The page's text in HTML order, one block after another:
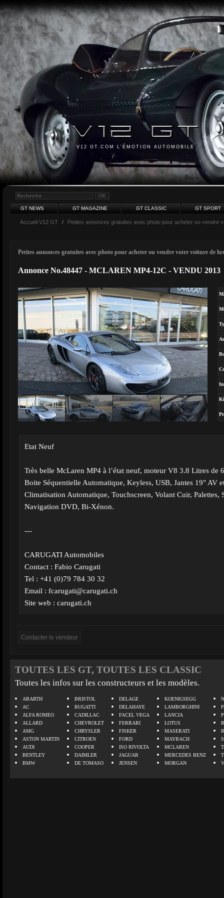
V12 GT.COM L'ÉMOTION AUTOMOBILE
GT NEWS GT MAGAZINE GT CLASSIC GT SPORT
Accueil V12 GT / Petites annonces gratuites avec photo pour acheter ou vendre
Petites annonces gratuites avec photo pour acheter ou vendre votre voiture de
Annonce No.48447 - MCLAREN MP4-12C - VENDU 2013
Etat Neuf
Très belle McLaren MP4 à l’état neuf, moteur V8 3.8 Litres de
Boite Séquentielle Automatique, Keyless, USB, Jantes 19" AV
Climatisation Automatique, Touchscreen, Volant Cuir, Palettes,
Navigation DVD, Bi-Xénon.
---
CARUGATI Automobiles
Contact : Fabio Carugati
Tel : +41 (0)79 784 30 32
Email : fcarugati@carugati.ch
Site web : carugati.ch
TOUTES LES GT, TOUTES LES CLASSIC
Toutes les infos sur les constructeurs et les modèles.
ABARTH
AC
ALFA ROMEO
ALLARD
AMG
ASTON MARTIN
AUDI
BENTLEY
BMW
BRISTOL
BUGATTI
CADILLAC
CHEVROLET
CHRYSLER
CITROEN
COOPER
DAIMLER
DE TOMASO
DELAGE
DELAHAYE
FACEL VEGA
FERRARI
FISKER
FORD
ISO RIVOLTA
JAGUAR
JENSEN
KOENIGSEGG
LAMBORGHINI
LANCIA
LOTUS
MASERATI
MAYBACH
MCLAREN
MERCEDES BENZ
MORGAN